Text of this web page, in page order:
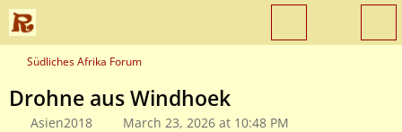
Südliches Afrika Forum
Drohne aus Windhoek
Asien2018 March 23, 2026 at 10:48 PM